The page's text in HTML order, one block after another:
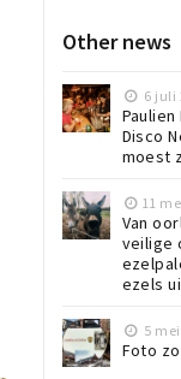
Other news
6 juli
Disco
moest
11
Van
veilige
ezels
5
Foto